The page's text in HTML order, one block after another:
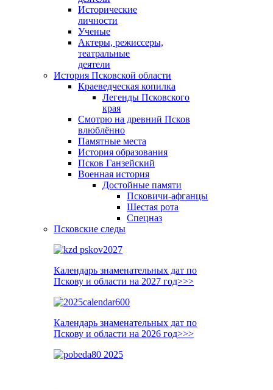
Исторические
личности
Ученые
Актеры, режиссеры,
театральные
деятели
История Псковской области
Краеведческая копилка
Легенды Псковского
края
Смотрю на древний Псков
влюблённо
Памятные места
История образования
Псков Ганзейский
Военная история
Достойные памяти
Псковичи-афганцы
Шестая рота
Спецназ
Псковские следы
Календарь знаменательных дат по
Пскову и области на 2027 год>>>
Календарь знаменательных дат по
Пскову и области на 2026 год>>>